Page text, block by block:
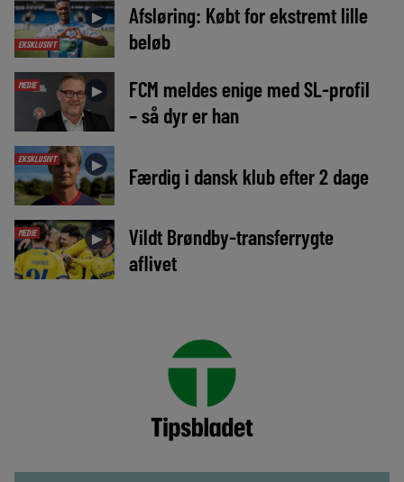
EKSKLUSIVT
►
Afsløring: Købt for ekstremt lille
beløb
MEDIE ►
FCM meldes enige med SL-profil
– så dyr er han
EKSKLUSIVT ► Færdig i dansk klub efter 2 dage
MEDIE ►
Vildt Brøndby-transferrygte
aflivet